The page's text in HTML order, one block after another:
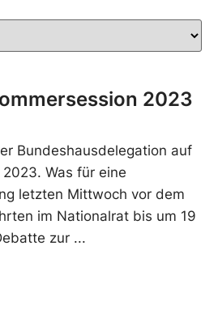
2023
Bundeshausdelegation auf
Was für eine
letzten Mittwoch vor dem
im Nationalrat bis um 19
zur